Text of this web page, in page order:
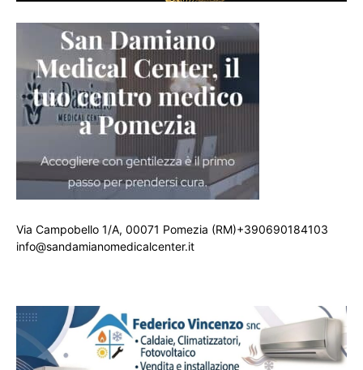
Via Campobello 1/A, 00071 Pomezia (RM)+390690184103
info@sandamianomedicalcenter.it